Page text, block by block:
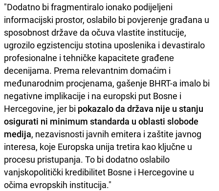
"Dodatno bi fragmentiralo ionako podijeljeni
informacijski prostor, oslabilo bi povjerenje građana u
sposobnost države da očuva vlastite institucije,
ugrozilo egzistenciju stotina uposlenika i devastiralo
profesionalne i tehničke kapacitete građenе
decenijama. Prema relevantnim domaćim i
međunarodnim procjenama, gašenje BHRT-a imalo bi
negativne implikacije i na europski put Bosne i
Hercegovine, jer bi pokazalo da država nije u stanju
osigurati ni minimum standarda u oblasti slobode
medija, nezavisnosti javnih emitera i zaštite javnog
interesa, koje Europska unija tretira kao ključne u
procesu pristupanja. To bi dodatno oslabilo
vanjskopolitički kredibilitet Bosne i Hercegovine u
očima evropskih institucija."